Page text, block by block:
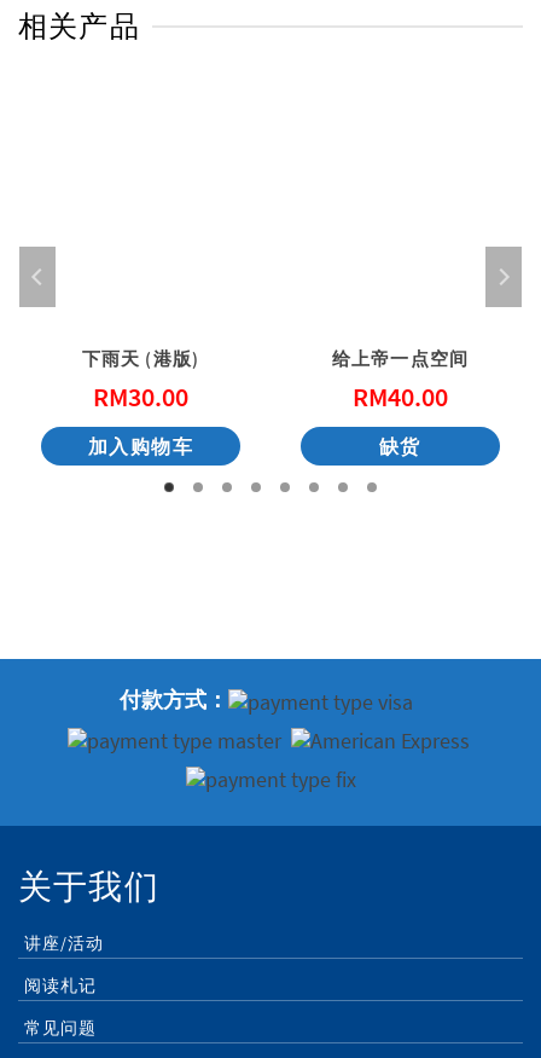
相关产品
下雨天 (港版)
RM30.00
加入购物车
给上帝一点空间
RM40.00
缺货
付款方式：
关于我们
讲座/活动
阅读札记
常见问题